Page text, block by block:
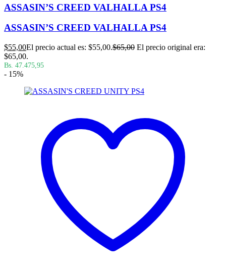
ASSASIN’S CREED VALHALLA PS4
ASSASIN’S CREED VALHALLA PS4
$55,00El precio actual es: $55,00.$65,00 El precio original era:
$65,00.
Bs. 47.475,95
- 15%